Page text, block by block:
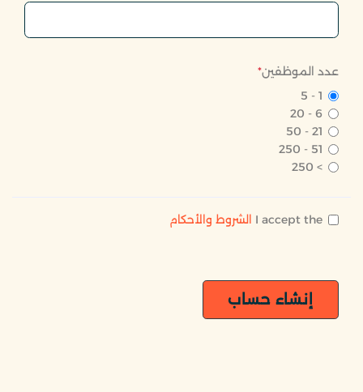
عدد الموظفين*
1 - 5
6 - 20
21 - 50
51 - 250
> 250
I accept the الشروط والأحكام
إنشاء حساب